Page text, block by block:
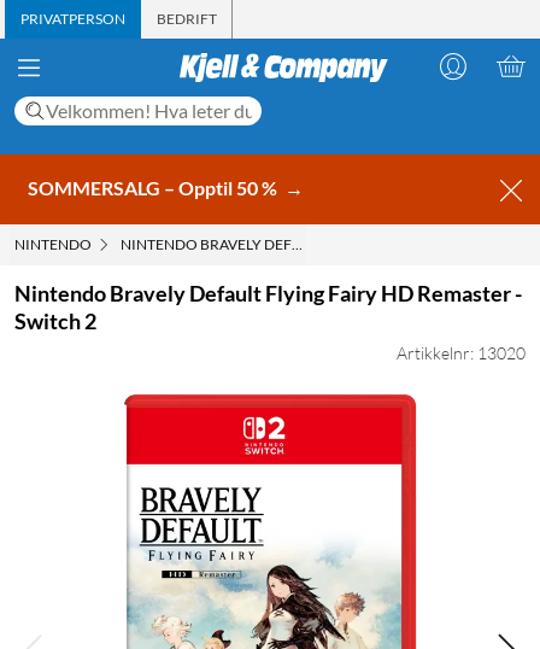
PRIVATPERSON BEDRIFT
SOMMERSALG – Opptil 50 % →
NINTENDO NINTENDO BRAVELY DEFAULT FLYING FAIRY HD REMASTER -
Nintendo Bravely Default Flying Fairy HD Remaster -
Switch 2
Artikkelnr: 13020